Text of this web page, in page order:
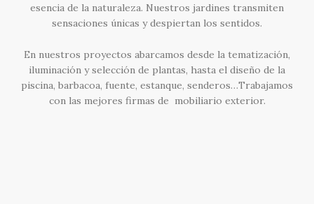
esencia de la naturaleza. Nuestros jardines transmiten
sensaciones únicas y despiertan los sentidos.
En nuestros proyectos abarcamos desde la tematización,
iluminación y selección de plantas, hasta el diseño de la
piscina, barbacoa, fuente, estanque, senderos…Trabajamos
con las mejores firmas de mobiliario exterior.